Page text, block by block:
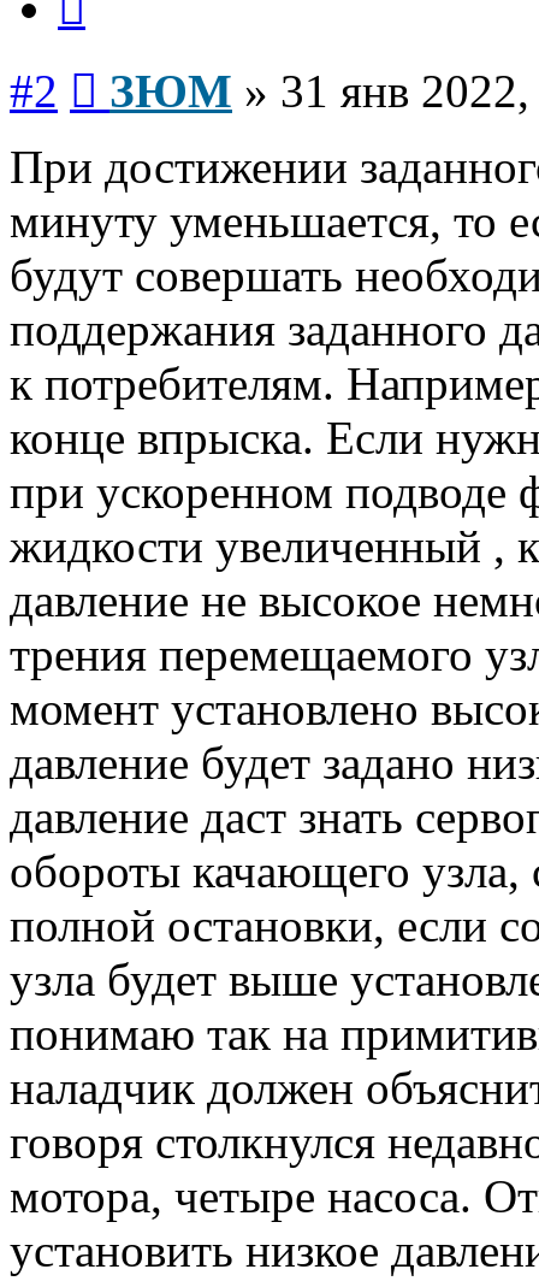
#2 ЗЮМ » 31 янв
При достижении
минуту уменьшается, то
будут совершать
поддержания заданного
к потребителям.
конце впрыска. Если
при ускоренном подводе
жидкости увеличенный ,
давление не высокое
трения перемещаемого
момент установлено
давление будет задано
давление даст знать
обороты качающего узла,
полной остановки, если
узла будет выше
понимаю так на
наладчик должен
говоря столкнулся
мотора, четыре насоса.
установить низкое